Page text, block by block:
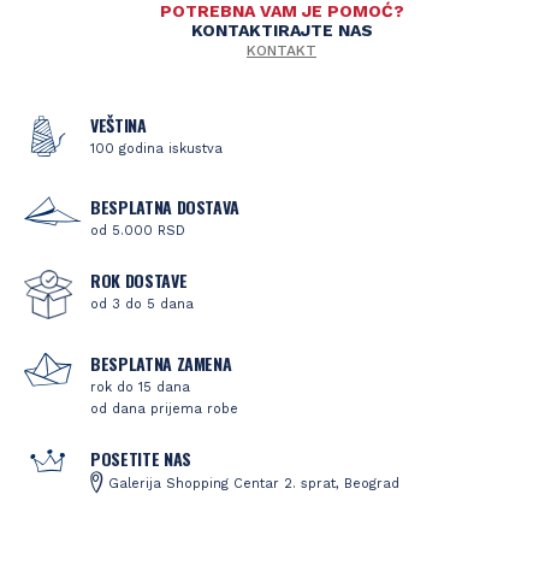
POTREBNA VAM JE POMOĆ?
KONTAKTIRAJTE NAS
KONTAKT
VEŠTINA
100 godina iskustva
BESPLATNA DOSTAVA
od 5.000 RSD
ROK DOSTAVE
od 3 do 5 dana
BESPLATNA ZAMENA
rok do 15 dana
od dana prijema robe
POSETITE NAS
Galerija Shopping Centar 2. sprat, Beograd